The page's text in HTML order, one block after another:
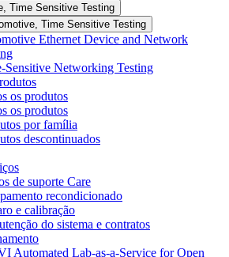
Time Sensitive Testing
Time Sensitive Testing
Ethernet Device and Network
Sensitive Networking Testing
os produtos
os produtos
por família
descontinuados
de suporte Care
recondicionado
e calibração
do sistema e contratos
Automated Lab-as-a-Service for Open